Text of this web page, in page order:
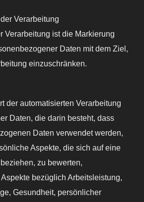
Verarbeitung
Verarbeitung ist die Markierung
Daten mit dem Ziel,
einzuschränken.
der automatisierten Verarbeitung
Daten, die darin besteht, dass
Daten verwendet werden,
Aspekte, die sich auf eine
zu bewerten,
bezüglich Arbeitsleistung,
Gesundheit, persönlicher